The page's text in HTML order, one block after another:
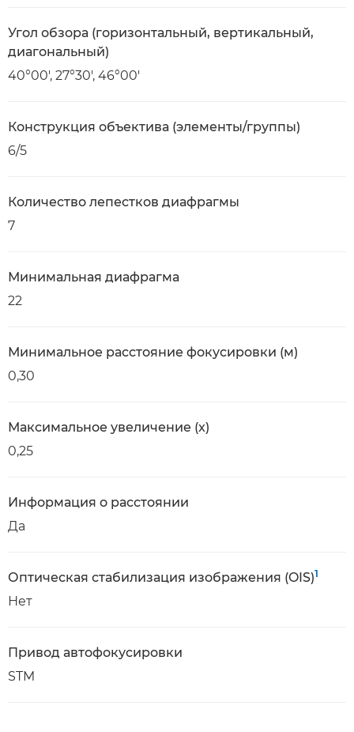
Угол обзора (горизонтальный, вертикальный,
диагональный)
40°00′, 27°30′, 46°00′
Конструкция объектива (элементы/группы)
6/5
Количество лепестков диафрагмы
7
Минимальная диафрагма
22
Минимальное расстояние фокусировки (м)
0,30
Максимальное увеличение (x)
0,25
Информация о расстоянии
Да
Оптическая стабилизация изображения (OIS)1
Нет
Привод автофокусировки
STM